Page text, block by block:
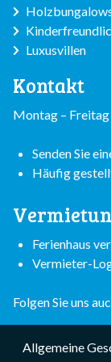
Luxusvillen
Kontakt
Montag –
Senden Sie
Häufig
Ferienhaus
Vermieter-
Folgen Sie uns
Allgemeine